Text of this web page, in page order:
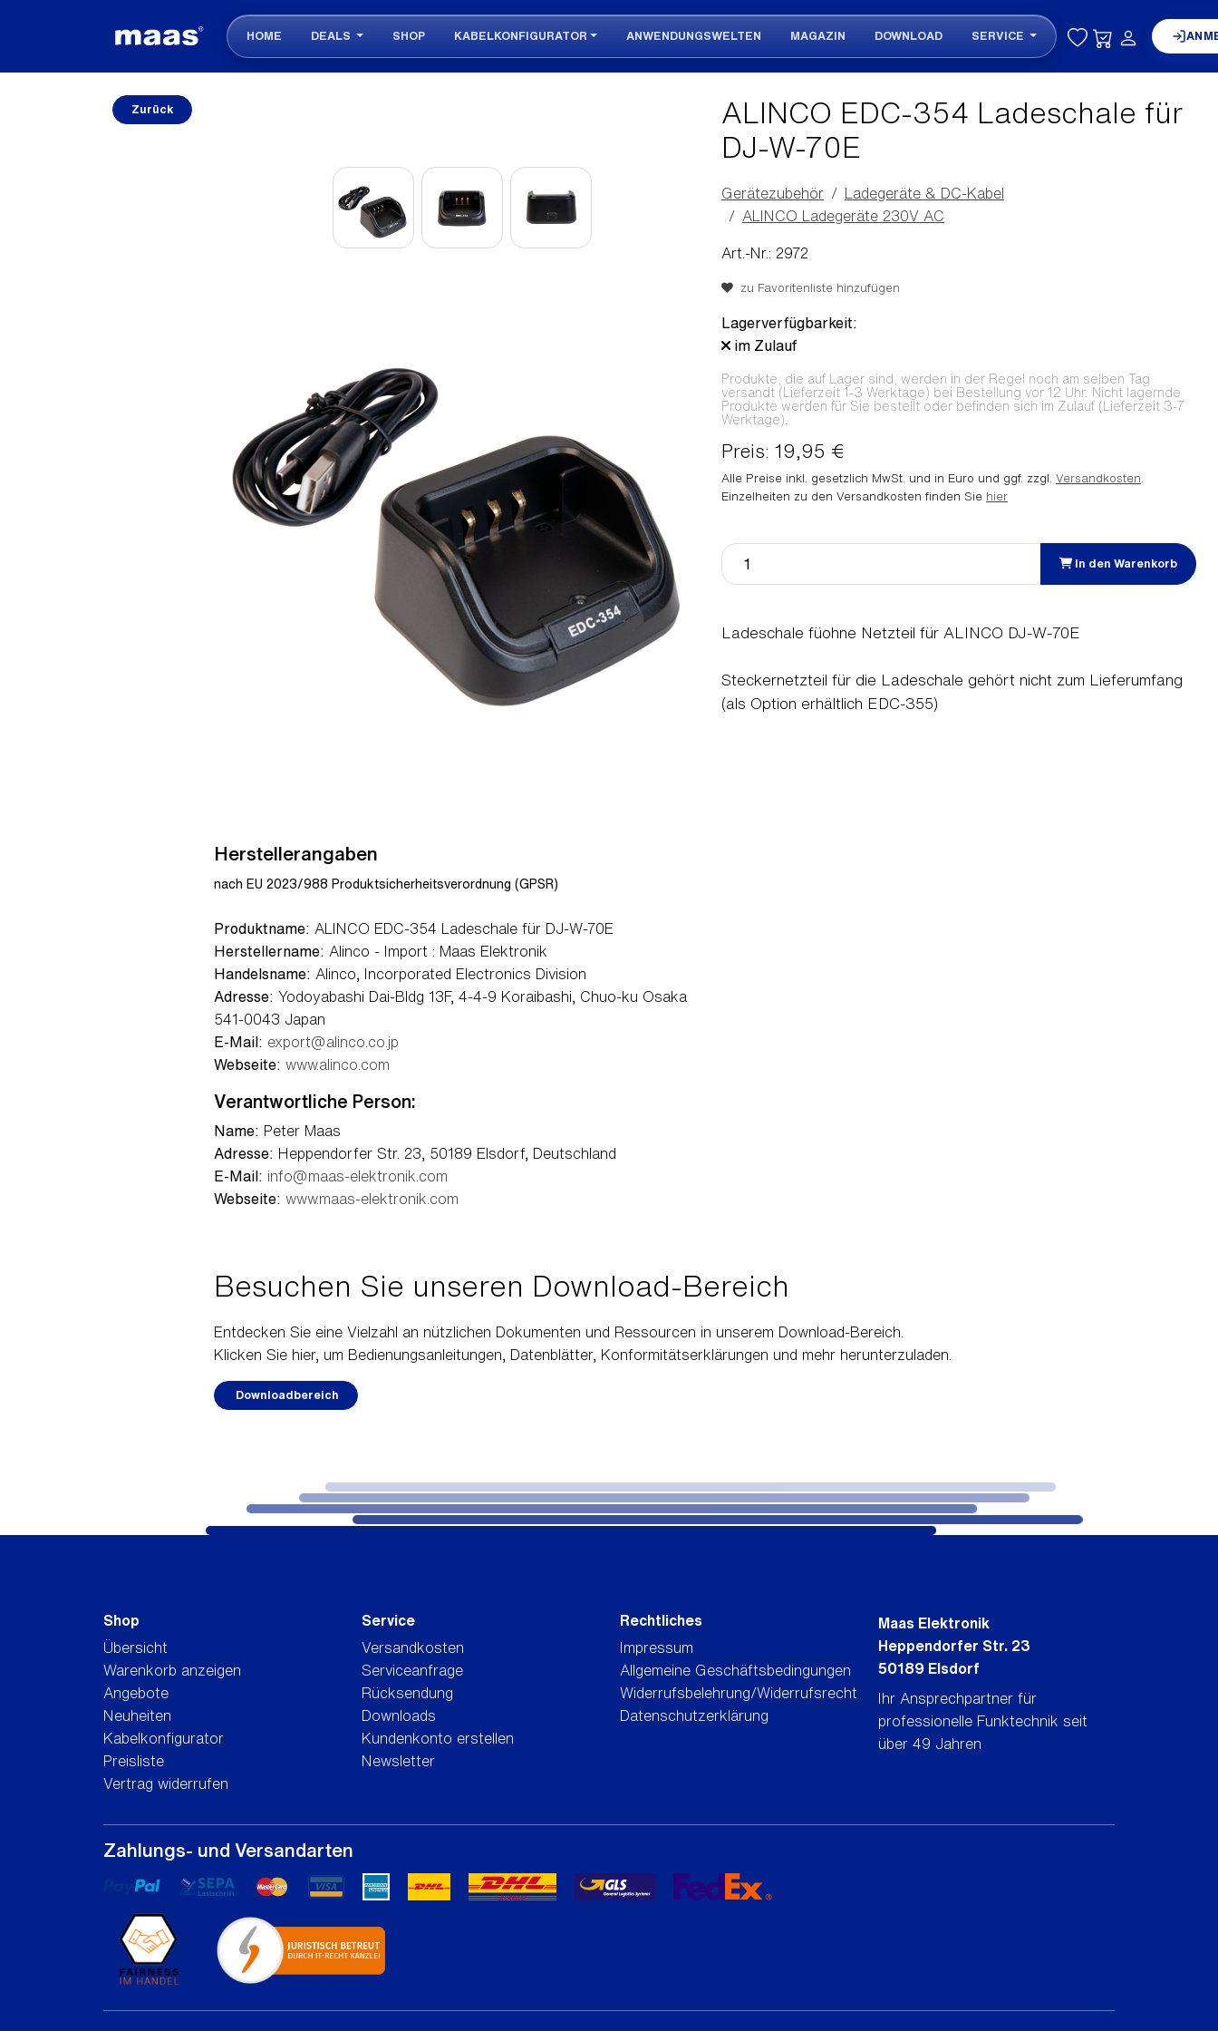
HOME DEALS SHOP KABELKONFIGURATOR ANWENDUNGSWELTEN MAGAZIN DOWNLOAD SERVICE
Zurück
ALINCO EDC-354 Ladeschale für
DJ-W-70E
Gerätezubehör
Ladegeräte & DC-Kabel
ALINCO Ladegeräte 230V AC
Art.-Nr.: 2972
zu Favoritenliste hinzufügen
Lagerverfügbarkeit:
im Zulauf
Produkte, die auf Lager sind, werden in der Regel noch am selben Tag
versandt (Lieferzeit 1-3 Werktage) bei Bestellung vor 12 Uhr. Nicht lagernde
Produkte werden für Sie bestellt oder befinden sich im Zulauf (Lieferzeit 3-7
Werktage).
Preis: 19,95 €
Alle Preise inkl. gesetzlich MwSt. und in Euro und ggf. zzgl. Versandkosten
Einzelheiten zu den Versandkosten finden Sie hier
In den Warenkorb
Ladeschale füohne Netzteil für ALINCO DJ-W-70E
Steckernetzteil für die Ladeschale gehört nicht zum Lieferumfang
(als Option erhältlich EDC-355)
Herstellerangaben
nach EU 2023/988 Produktsicherheitsverordnung (GPSR)
Produktname: ALINCO EDC-354 Ladeschale für DJ-W-70E
Herstellername: Alinco - Import : Maas Elektronik
Handelsname: Alinco, Incorporated Electronics Division
Adresse: Yodoyabashi Dai-Bldg 13F, 4-4-9 Koraibashi, Chuo-ku Osaka
541-0043 Japan
E-Mail: export@alinco.co.jp
Webseite: www.alinco.com
Verantwortliche Person:
Name: Peter Maas
Adresse: Heppendorfer Str. 23, 50189 Elsdorf, Deutschland
E-Mail: info@maas-elektronik.com
Webseite: www.maas-elektronik.com
Besuchen Sie unseren Download-Bereich
Entdecken Sie eine Vielzahl an nützlichen Dokumenten und Ressourcen in unserem Download-Bereich.
Klicken Sie hier, um Bedienungsanleitungen, Datenblätter, Konformitätserklärungen und mehr herunterzuladen.
Downloadbereich
Shop
Übersicht
Warenkorb anzeigen
Angebote
Neuheiten
Kabelkonfigurator
Preisliste
Vertrag widerrufen
Service
Versandkosten
Serviceanfrage
Rücksendung
Downloads
Kundenkonto erstellen
Newsletter
Rechtliches
Impressum
Allgemeine Geschäftsbedingungen
Widerrufsbelehrung/Widerrufsrecht
Datenschutzerklärung
Maas Elektronik
Heppendorfer Str. 23
50189 Elsdorf
Ihr Ansprechpartner für
professionelle Funktechnik seit
über 49 Jahren
Zahlungs- und Versandarten